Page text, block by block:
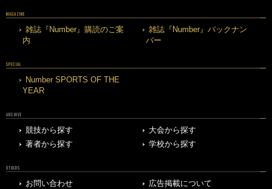
MAGAZINE
雑誌『Number』購読のご案
内
雑誌『Number』バックナン
バー
SPECIAL
Number SPORTS OF THE
YEAR
ARCHIVE
競技から探す
大会から探す
著者から探す
学校から探す
OTHERS
お問い合わせ 広告掲載について